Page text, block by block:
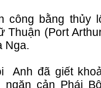
công bằng thủy
Thuận (Port
Nga.
Anh đã giết
cản Phái